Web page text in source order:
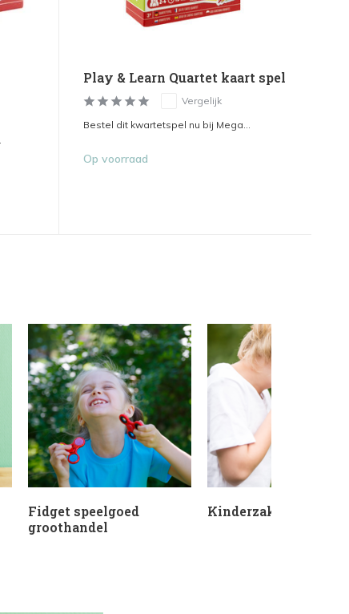
Play & Learn Quartet kaart spel
Vergelijk
Bestel dit kwartetspel nu bij Mega...
Op voorraad
Fidget speelgoed
groothandel
Kinderzakdoeken